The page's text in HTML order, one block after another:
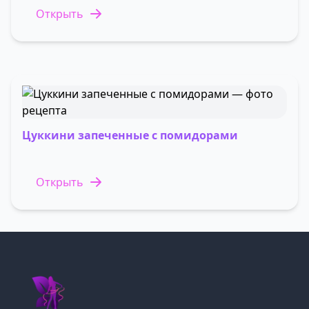
Открыть
Цуккини запеченные с помидорами
Открыть